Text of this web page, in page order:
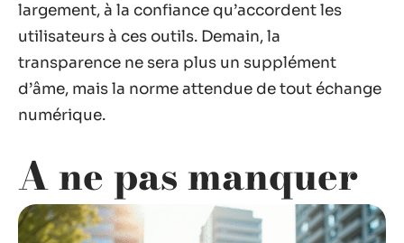
largement, à la confiance qu’accordent les
utilisateurs à ces outils. Demain, la
transparence ne sera plus un supplément
d’âme, mais la norme attendue de tout échange
numérique.
A ne pas manquer